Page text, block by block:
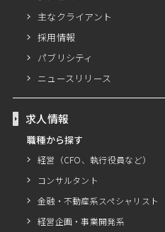
主なクライアント
採用情報
パブリシティ
ニュースリリース
求人情報
職種から探す
経営（CFO、執行役員など）
コンサルタント
金融・不動産系スペシャリスト
経営企画・事業開発系